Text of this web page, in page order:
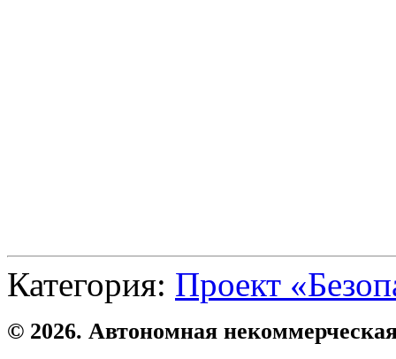
Категория: Проект
© 2026. Автономная